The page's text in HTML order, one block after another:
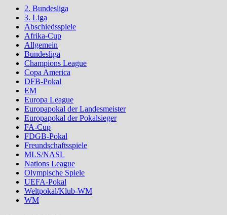
2. Bundesliga
3. Liga
Abschiedsspiele
Afrika-Cup
Allgemein
Bundesliga
Champions League
Copa America
DFB-Pokal
EM
Europa League
Europapokal der Landesmeister
Europapokal der Pokalsieger
FA-Cup
FDGB-Pokal
Freundschaftsspiele
MLS/NASL
Nations League
Olympische Spiele
UEFA-Pokal
Weltpokal/Klub-WM
WM